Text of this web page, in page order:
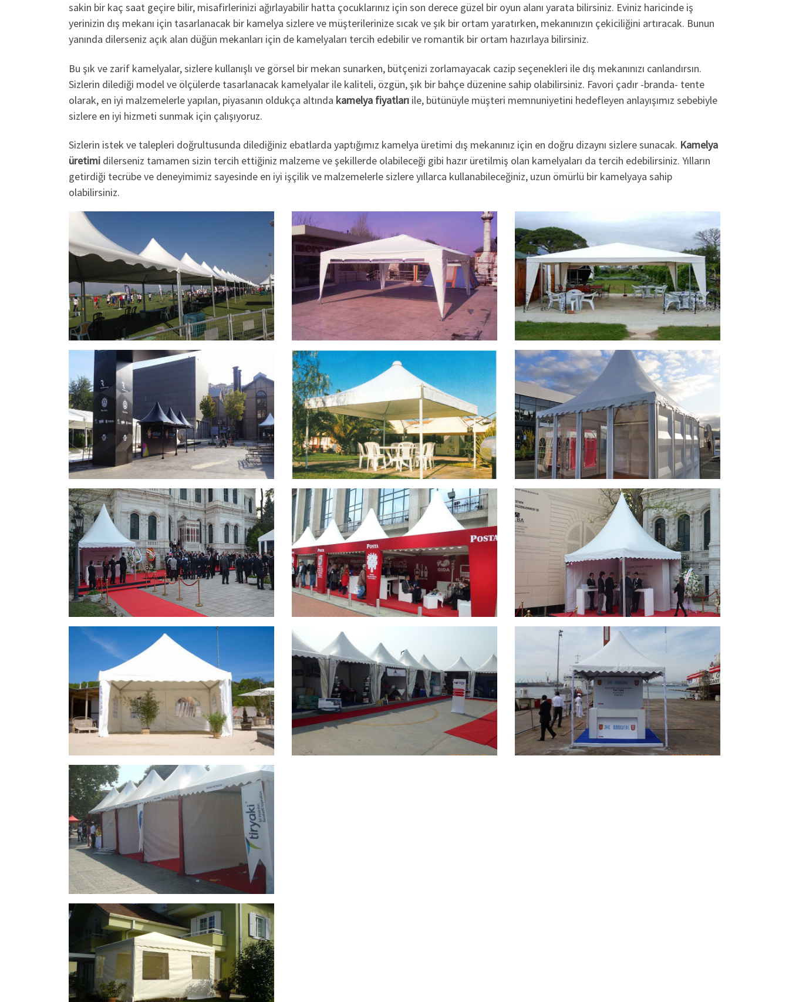
sakin bir kaç saat geçire bilir, misafirlerinizi ağırlayabilir hatta çocuklarınız için son derece güzel bir oyun alanı yarata bilirsiniz. Eviniz haricinde iş
yerinizin dış mekanı için tasarlanacak bir kamelya sizlere ve müşterilerinize sıcak ve şık bir ortam yaratırken, mekanınızın çekiciliğini artıracak. Bunun
yanında dilerseniz açık alan düğün mekanları için de kamelyaları tercih edebilir ve romantik bir ortam hazırlaya bilirsiniz.
Bu şık ve zarif kamelyalar, sizlere kullanışlı ve görsel bir mekan sunarken, bütçenizi zorlamayacak cazip seçenekleri ile dış mekanınızı canlandırsın.
Sizlerin dilediği model ve ölçülerde tasarlanacak kamelyalar ile kaliteli, özgün, şık bir bahçe düzenine sahip olabilirsiniz. Favori çadır -branda- tente
olarak, en iyi malzemelerle yapılan, piyasanın oldukça altında kamelya fiyatları ile, bütünüyle müşteri memnuniyetini hedefleyen anlayışımız sebebiyle
sizlere en iyi hizmeti sunmak için çalışıyoruz.
Sizlerin istek ve talepleri doğrultusunda dilediğiniz ebatlarda yaptığımız kamelya üretimi dış mekanınız için en doğru dizaynı sizlere sunacak. Kamelya
üretimi dilerseniz tamamen sizin tercih ettiğiniz malzeme ve şekillerde olabileceği gibi hazır üretilmiş olan kamelyaları da tercih edebilirsiniz. Yılların
getirdiği tecrübe ve deneyimimiz sayesinde en iyi işçilik ve malzemelerle sizlere yıllarca kullanabileceğiniz, uzun ömürlü bir kamelyaya sahip
olabilirsiniz.